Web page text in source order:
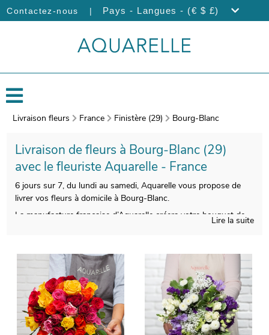
Contactez-nous | Pays - Langues - (€ $ £)
Livraison fleurs France Finistère (29) Bourg-Blanc
Livraison de fleurs à Bourg-Blanc (29)
avec le fleuriste Aquarelle - France
6 jours sur 7, du lundi au samedi, Aquarelle vous propose de
livrer vos fleurs à domicile à Bourg-Blanc.
La manufacture française d’Aquarelle créera votre bouquet de
utilisé un vase de transport pour sa protection. Cette
photographie vous est ensuite envoyée via votre boîte mail de
manière à ce que vous puissiez vous assurer que le bouquet
envoyé correspond à celui que vous avez sélectionné.
Finalement, il sera expédié en express à Bourg-Blanc.
Personnalisez votre cadeau avec une photo ou un message de
votre choix.
Lire la suite